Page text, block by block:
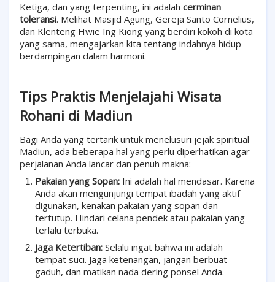
Ketiga, dan yang terpenting, ini adalah cerminan
toleransi. Melihat Masjid Agung, Gereja Santo Cornelius,
dan Klenteng Hwie Ing Kiong yang berdiri kokoh di kota
yang sama, mengajarkan kita tentang indahnya hidup
berdampingan dalam harmoni.
Tips Praktis Menjelajahi Wisata
Rohani di Madiun
Bagi Anda yang tertarik untuk menelusuri jejak spiritual
Madiun, ada beberapa hal yang perlu diperhatikan agar
perjalanan Anda lancar dan penuh makna:
Pakaian yang Sopan: Ini adalah hal mendasar. Karena
Anda akan mengunjungi tempat ibadah yang aktif
digunakan, kenakan pakaian yang sopan dan
tertutup. Hindari celana pendek atau pakaian yang
terlalu terbuka.
Jaga Ketertiban: Selalu ingat bahwa ini adalah
tempat suci. Jaga ketenangan, jangan berbuat
gaduh, dan matikan nada dering ponsel Anda.